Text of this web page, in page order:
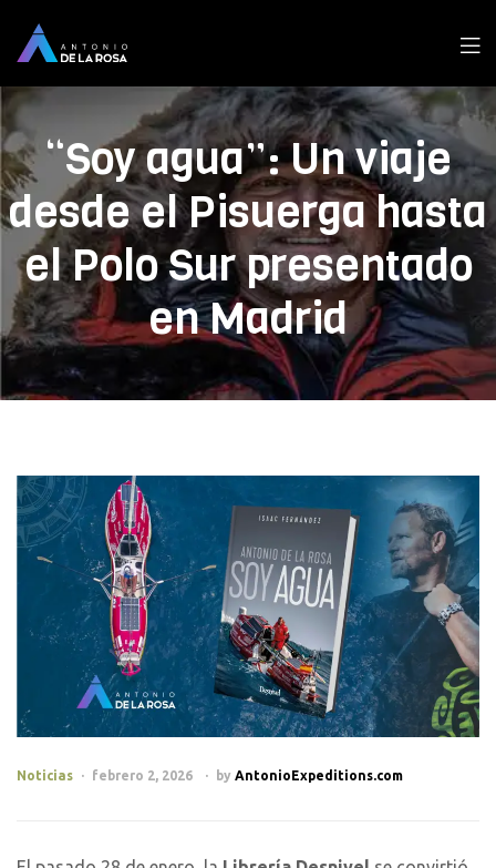
“Soy agua”: Un viaje
desde el Pisuerga hasta
el Polo Sur presentado
en Madrid
Categories
Noticias febrero 2, 2026 by AntonioExpeditions.com